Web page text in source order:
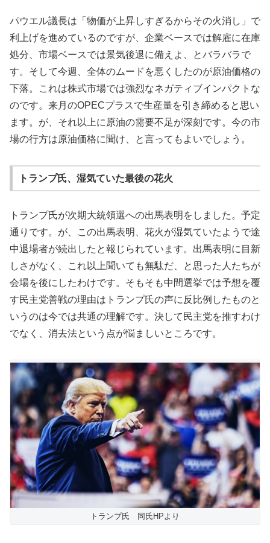
パウエル議長は「物価が上昇しすぎるからその火消し」で
利上げを進めているのですが、企業ベースでは解雇に在庫
処分、市場ベースでは景気後退に備えよ、とバラバラで
す。そして今週、全体のムードを悪くしたのが原油価格の
下落。これは株式市場では強烈なネガティブインパクトな
のです。来月のOPECプラスで生産量を引き締めると思い
ます。が、それ以上に原油の需要不足が深刻です。今の市
場の行方は原油価格に聞け、と言ってもよいでしょう。
トランプ氏、湿気ていた最後の花火
トランプ氏が次期大統領選への出馬表明をしました。予定
通りです。が、この出馬表明、花火が湿気ていたようで途
中退場者が続出したと報じられています。出馬表明に目新
しさがなく、これ以上聞いても無駄だ、と思った人たちが
会場を後にしたわけです。そもそも中間選挙では予想を覆
す民主党善戦の理由はトランプ氏の声に反比例したものと
いうのは今では共通の理解です。決して民主党を推すわけ
でなく、消去法という点が悩ましいところです。
トランプ氏 同氏HPより